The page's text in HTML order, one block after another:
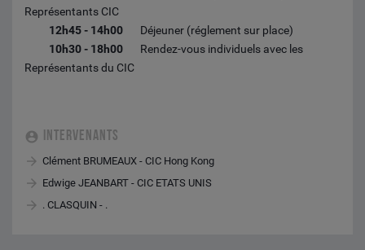
Représentants CIC
12h45 - 14h00 Déjeuner (réglement sur place)
10h30 - 18h00 Rendez-vous individuels avec les
Représentants du CIC
INTERVENANTS
Clément BRUMEAUX - CIC Hong Kong
Edwige JEANBART - CIC ETATS UNIS
. CLASQUIN - .